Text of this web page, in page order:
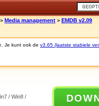
> Media management > EMDB v2.09
Je kunt ook de v3.65 (laatste stabiele
/ Win8 /